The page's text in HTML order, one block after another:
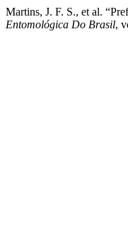
Martins, J. F. S., et al.
Entomológica Do Brasil,